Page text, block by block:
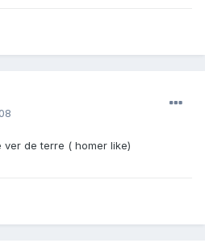
de terre ( homer like)